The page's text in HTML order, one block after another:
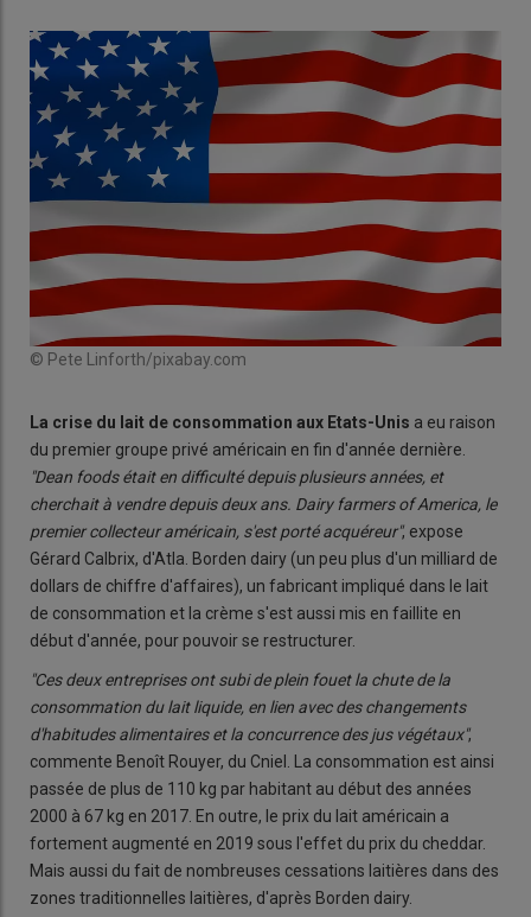
© Pete Linforth/pixabay.com
La crise du lait de consommation aux Etats-Unis a eu raison
du premier groupe privé américain en fin d'année dernière.
"Dean foods était en difficulté depuis plusieurs années, et
cherchait à vendre depuis deux ans. Dairy farmers of America, le
premier collecteur américain, s'est porté acquéreur", expose
Gérard Calbrix, d'Atla. Borden dairy (un peu plus d'un milliard de
dollars de chiffre d'affaires), un fabricant impliqué dans le lait
de consommation et la crème s'est aussi mis en faillite en
début d'année, pour pouvoir se restructurer.
"Ces deux entreprises ont subi de plein fouet la chute de la
consommation du lait liquide, en lien avec des changements
d'habitudes alimentaires et la concurrence des jus végétaux",
commente Benoît Rouyer, du Cniel. La consommation est ainsi
passée de plus de 110 kg par habitant au début des années
2000 à 67 kg en 2017. En outre, le prix du lait américain a
fortement augmenté en 2019 sous l'effet du prix du cheddar.
Mais aussi du fait de nombreuses cessations laitières dans des
zones traditionnelles laitières, d'après Borden dairy.